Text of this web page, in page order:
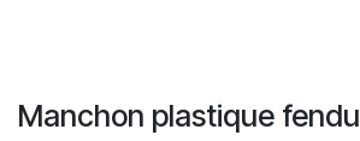
Manchon plastique fendu